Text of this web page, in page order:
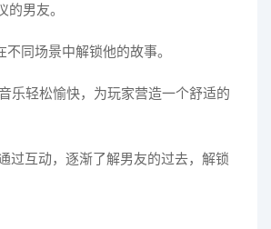
男友。
不同场景中解锁他的故事。
乐轻松愉快，为玩家营造一个舒适的
过互动，逐渐了解男友的过去，解锁